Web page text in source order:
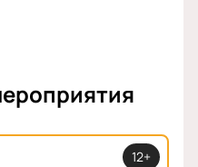
12+